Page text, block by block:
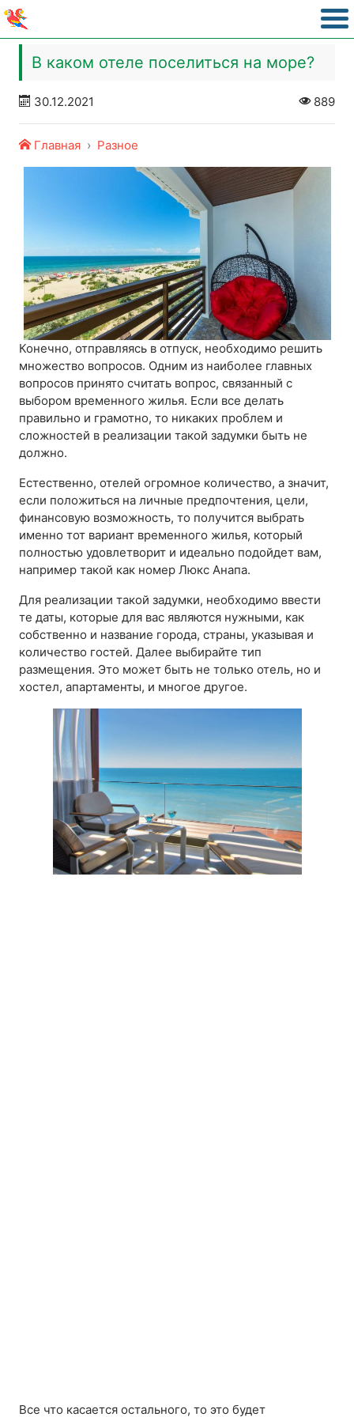
В каком отеле поселиться на море?
30.12.2021 889
Главная Разное
Конечно, отправляясь в отпуск, необходимо решить
множество вопросов. Одним из наиболее главных
вопросов принято считать вопрос, связанный с
выбором временного жилья. Если все делать
правильно и грамотно, то никаких проблем и
сложностей в реализации такой задумки быть не
должно.
Естественно, отелей огромное количество, а значит,
если положиться на личные предпочтения, цели,
финансовую возможность, то получится выбрать
именно тот вариант временного жилья, который
полностью удовлетворит и идеально подойдет вам,
например такой как номер Люкс Анапа.
Для реализации такой задумки, необходимо ввести
те даты, которые для вас являются нужными, как
собственно и название города, страны, указывая и
количество гостей. Далее выбирайте тип
размещения. Это может быть не только отель, но и
хостел, апартаменты, и многое другое.
Все что касается остального, то это будет